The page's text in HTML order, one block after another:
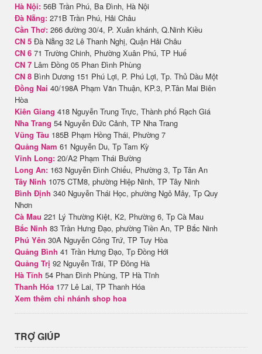
Hà Nội: 56B Trần Phú, Ba Đình, Hà Nội
Đà Nẵng: 271B Trần Phú, Hải Châu
Cần Thơ: 266 đường 30/4, P. Xuân khánh, Q.Ninh Kiều
CN 5 Đà Nẵng 32 Lê Thanh Nghị, Quận Hải Châu
CN 6 71 Trường Chinh, Phường Xuân Phú, TP Huế
CN 7 Lâm Đồng 05 Phan Đình Phùng
CN 8 Bình Dương 151 Phú Lợi, P. Phú Lợi, Tp. Thủ Dầu Một
Đồng Nai 40/198A Phạm Văn Thuận, KP.3, P.Tân Mai Biên
Hòa
Kiên Giang 418 Nguyễn Trung Trực, Thành phố Rạch Giá
Nha Trang 54 Nguyễn Đức Cảnh, TP Nha Trang
Vũng Tàu 185B Phạm Hồng Thái, Phường 7
Quảng Nam 61 Nguyễn Du, Tp Tam Kỳ
Vĩnh Long: 20/A2 Phạm Thái Bường
Long An: 163 Nguyễn Đình Chiểu, Phường 3, Tp Tân An
Tây Ninh 1075 CTM8, phường Hiệp Ninh, TP Tây Ninh
Bình Định 340 Nguyễn Thái Học, phường Ngô Mây, Tp Quy
Nhơn
Cà Mau 221 Lý Thường Kiệt, K2, Phường 6, Tp Cà Mau
Bắc Ninh 83 Trần Hưng Đạo, phường Tiền An, TP Bắc Ninh
Phú Yên 30A Nguyễn Công Trứ, TP Tuy Hòa
Quảng Bình 41 Trần Hưng Đạo, Tp Đồng Hới
Quảng Trị 92 Nguyễn Trãi, TP Đông Hà
Hà Tĩnh 54 Phan Đình Phùng, TP Hà Tĩnh
Thanh Hóa 177 Lê Lai, TP Thanh Hóa
Xem thêm chi nhánh shop hoa
TRỢ GIÚP